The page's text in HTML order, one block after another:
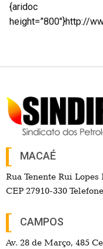
{aridoc
height=”800″}http://
MACAÉ
Rua Tenente Rui
CEP 27910-330
CAMPOS
Av. 28 de Março, 485